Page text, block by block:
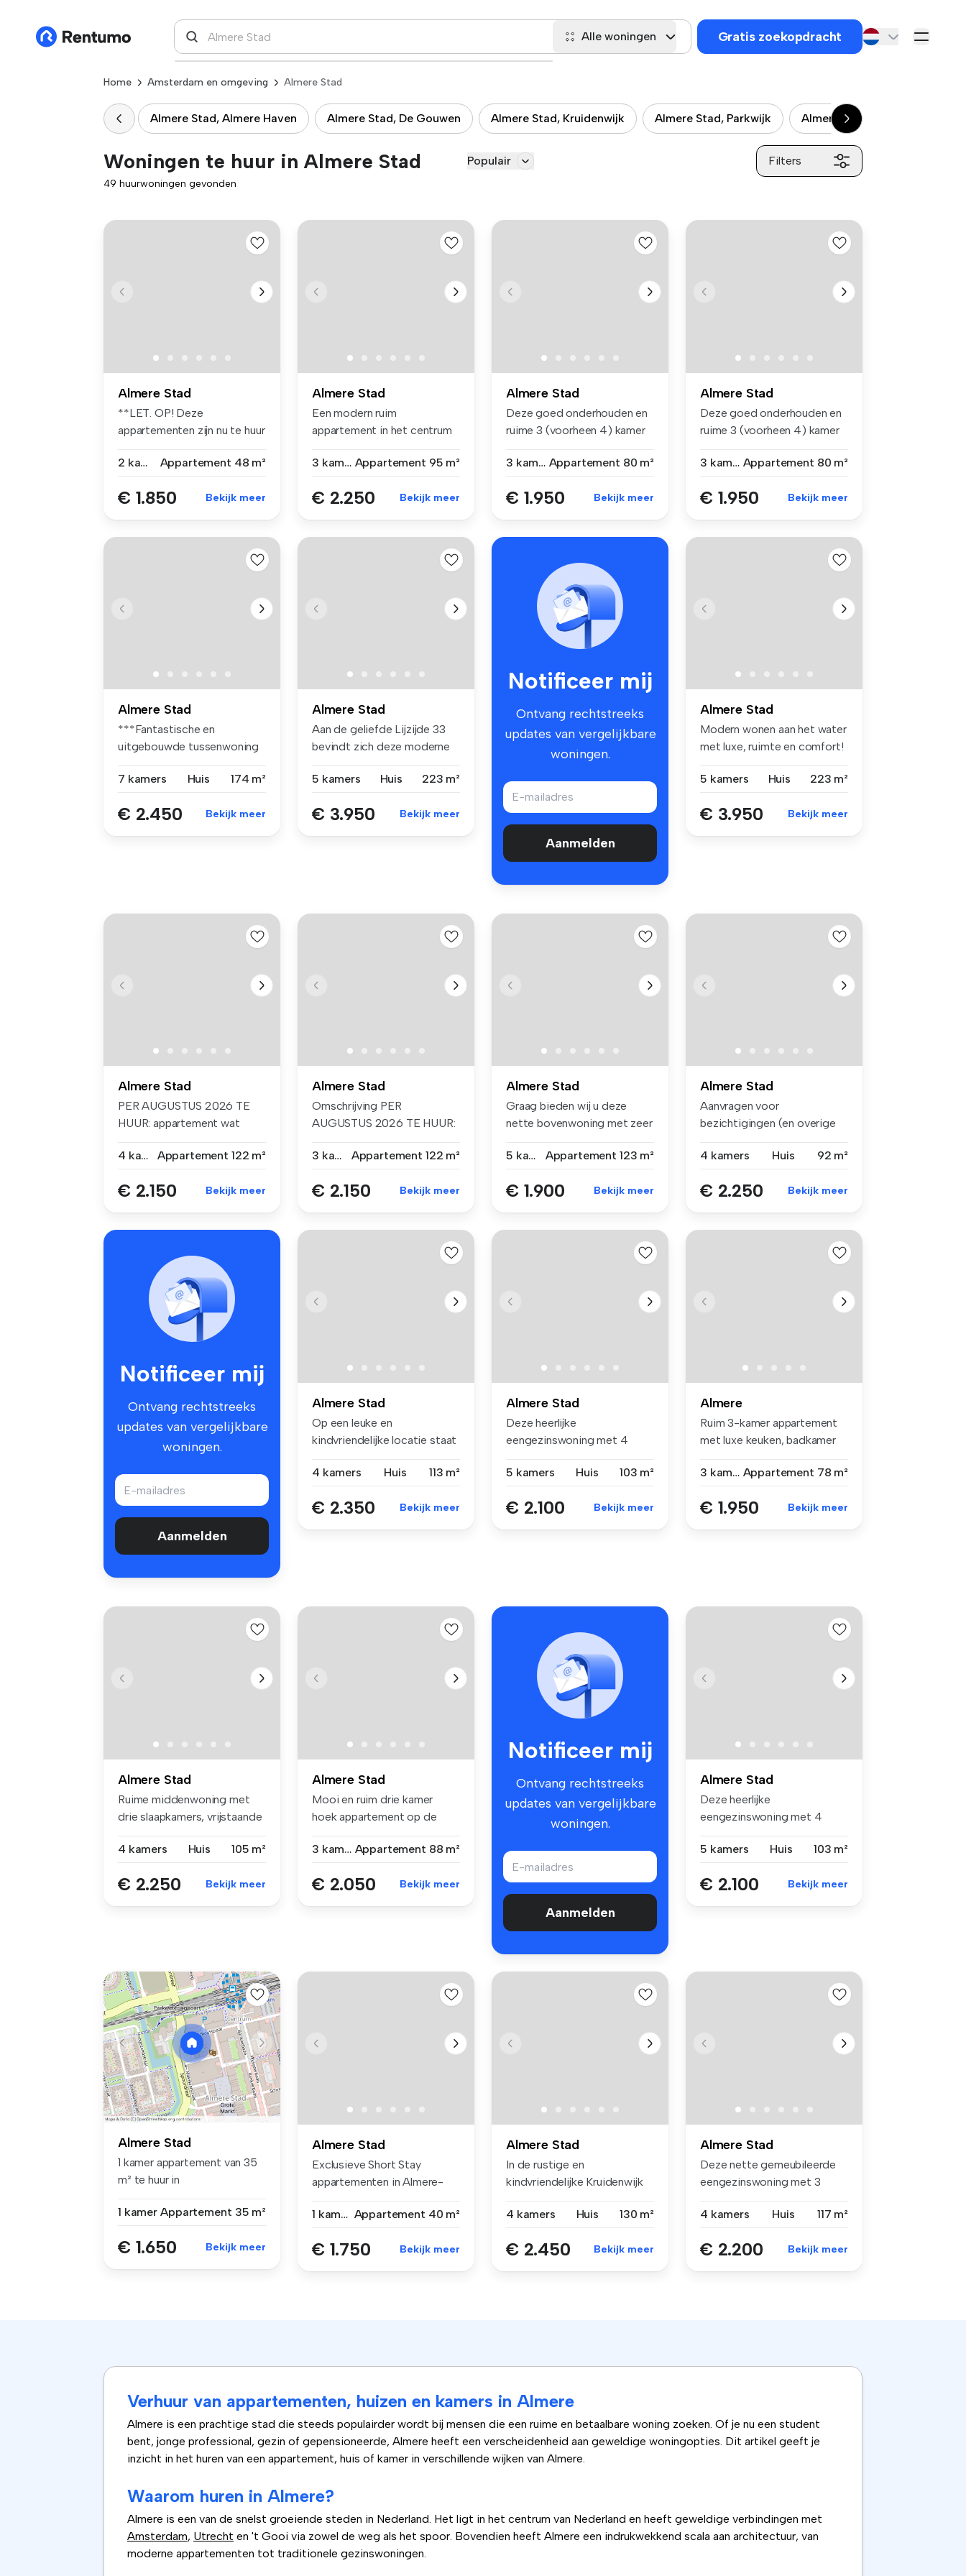
Alle woningen Gratis zoekopdracht
Home Amsterdam en omgeving Almere Stad
Almere Stad, Almere Haven Almere Stad, De Gouwen Almere Stad, Kruidenwijk Almere Stad, Parkwijk Almere Stad, Waterwijk
Woningen te huur in Almere Stad Populair Filters
49 huurwoningen gevonden
Almere Stad
**LET. OP! Deze
appartementen zijn nu te huur
2 kamers
Appartement 48 m²
€ 1.850 Bekijk meer
Almere Stad
Een modern ruim
appartement in het centrum
3 kamers Appartement 95 m²
€ 2.250 Bekijk meer
Almere Stad
Deze goed onderhouden en
ruime 3 (voorheen 4) kamer
3 kamers Appartement 80 m²
€ 1.950 Bekijk meer
Almere Stad
Deze goed onderhouden en
ruime 3 (voorheen 4) kamer
3 kamers Appartement 80 m²
€ 1.950 Bekijk meer
Almere Stad
***Fantastische en
uitgebouwde tussenwoning
7 kamers
Huis 174 m²
€ 2.450 Bekijk meer
Almere Stad
Aan de geliefde Lijzijde 33
bevindt zich deze moderne
5 kamers
Huis 223 m²
€ 3.950 Bekijk meer
Notificeer mij
Ontvang rechtstreeks
updates van vergelijkbare
woningen.
Aanmelden
Almere Stad
Modern wonen aan het water
met luxe, ruimte en comfort!
5 kamers
Huis 223 m²
€ 3.950 Bekijk meer
Almere Stad
PER AUGUSTUS 2026 TE
HUUR: appartement wat
4 kamers
Appartement 122 m²
€ 2.150 Bekijk meer
Almere Stad
Omschrijving PER
AUGUSTUS 2026 TE HUUR:
3 kamers
Appartement 122 m²
€ 2.150 Bekijk meer
Almere Stad
Graag bieden wij u deze
nette bovenwoning met zeer
5 kamers
Appartement 123 m²
€ 1.900 Bekijk meer
Almere Stad
Aanvragen voor
bezichtigingen (en overige
4 kamers
Huis 92 m²
€ 2.250 Bekijk meer
Notificeer mij
Ontvang rechtstreeks
updates van vergelijkbare
woningen.
Aanmelden
Almere Stad
Op een leuke en
kindvriendelijke locatie staat
4 kamers
Huis 113 m²
€ 2.350 Bekijk meer
Almere Stad
Deze heerlijke
eengezinswoning met 4
5 kamers
Huis 103 m²
€ 2.100 Bekijk meer
Almere
Ruim 3-kamer appartement
met luxe keuken, badkamer
3 kamers Appartement 78 m²
€ 1.950 Bekijk meer
Almere Stad
Ruime middenwoning met
drie slaapkamers, vrijstaande
4 kamers
Huis 105 m²
€ 2.250 Bekijk meer
Almere Stad
Mooi en ruim drie kamer
hoek appartement op de
3 kamers Appartement 88 m²
€ 2.050 Bekijk meer
Notificeer mij
Ontvang rechtstreeks
updates van vergelijkbare
woningen.
Aanmelden
Almere Stad
Deze heerlijke
eengezinswoning met 4
5 kamers
Huis 103 m²
€ 2.100 Bekijk meer
Almere Stad
1 kamer appartement van 35
m² te huur in
1 kamer Appartement 35 m²
€ 1.650 Bekijk meer
Almere Stad
Exclusieve Short Stay
appartementen in Almere-
1 kamer Appartement 40 m²
€ 1.750 Bekijk meer
Almere Stad
In de rustige en
kindvriendelijke Kruidenwijk
4 kamers
Huis 130 m²
€ 2.450 Bekijk meer
Almere Stad
Deze nette gemeubileerde
eengezinswoning met 3
4 kamers
Huis 117 m²
€ 2.200 Bekijk meer
Verhuur van appartementen, huizen en kamers in Almere
Almere is een prachtige stad die steeds populairder wordt bij mensen die een ruime en betaalbare woning zoeken. Of je nu een student
bent, jonge professional, gezin of gepensioneerde, Almere heeft een verscheidenheid aan geweldige woningopties. Dit artikel geeft je
inzicht in het huren van een appartement, huis of kamer in verschillende wijken van Almere.
Waarom huren in Almere?
Almere is een van de snelst groeiende steden in Nederland. Het ligt in het centrum van Nederland en heeft geweldige verbindingen met
Amsterdam, Utrecht en 't Gooi via zowel de weg als het spoor. Bovendien heeft Almere een indrukwekkend scala aan architectuur, van
moderne appartementen tot traditionele gezinswoningen.